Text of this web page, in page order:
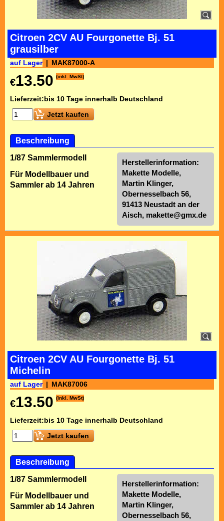
Citroen 2CV AU Fourgonette Bj. 51
grausilber
auf Lager MAK87000-A
€13.50 (inkl. MwSt)
Lieferzeit:bis 10 Tage innerhalb Deutschland
Jetzt kaufen
Beschreibung
Herstellerinformation:
Makette Modelle,
Martin Klinger,
Obernesselbach 56,
91413 Neustadt an der
Aisch, makette@gmx.de
1/87 Sammlermodell
Für Modellbauer und
Sammler ab 14 Jahren
Citroen 2CV AU Fourgonette Bj. 51
Michelin
auf Lager MAK87006
€13.50 (inkl. MwSt)
Lieferzeit:bis 10 Tage innerhalb Deutschland
Jetzt kaufen
Beschreibung
Herstellerinformation:
Makette Modelle,
Martin Klinger,
Obernesselbach 56,
1/87 Sammlermodell
Für Modellbauer und
Sammler ab 14 Jahren